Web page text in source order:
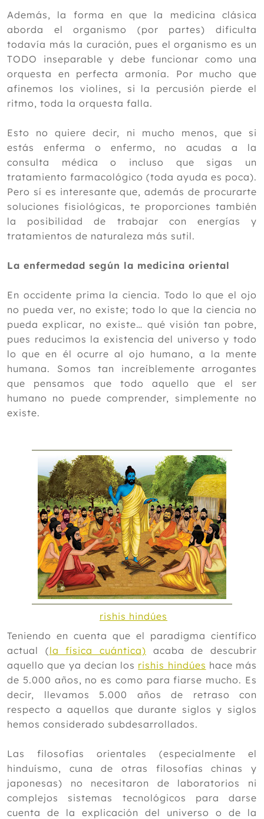
Además, la forma en que la medicina clásica
aborda el organismo (por partes) dificulta
todavía más la curación, pues el organismo es un
TODO inseparable y debe funcionar como una
orquesta en perfecta armonía. Por mucho que
afinemos los violines, si la percusión pierde el
ritmo, toda la orquesta falla.
Esto no quiere decir, ni mucho menos, que si
estás enferma o enfermo, no acudas a la
consulta médica o incluso que sigas un
tratamiento farmacológico (toda ayuda es poca).
Pero sí es interesante que, además de procurarte
soluciones fisiológicas, te proporciones también
la posibilidad de trabajar con energías y
tratamientos de naturaleza más sutil.
La enfermedad según la medicina oriental
En occidente prima la ciencia. Todo lo que el ojo
no pueda ver, no existe; todo lo que la ciencia no
pueda explicar, no existe… qué visión tan pobre,
pues reducimos la existencia del universo y todo
lo que en él ocurre al ojo humano, a la mente
humana. Somos tan increíblemente arrogantes
que pensamos que todo aquello que el ser
humano no puede comprender, simplemente no
existe.
rishis hindúes
Teniendo en cuenta que el paradigma científico
actual (la física cuántica) acaba de descubrir
aquello que ya decían los rishis hindúes hace más
de 5.000 años, no es como para fiarse mucho. Es
decir, llevamos 5.000 años de retraso con
respecto a aquellos que durante siglos y siglos
hemos considerado subdesarrollados.
Las filosofías orientales (especialmente el
hinduísmo, cuna de otras filosofías chinas y
japonesas) no necesitaron de laboratorios ni
complejos sistemas tecnológicos para darse
cuenta de la explicación del universo o de la